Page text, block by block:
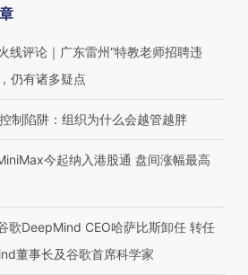
线评论｜广东雷州“特教老师招聘违
仍有诸多疑点
控制陷阱：组织为什么会越管越胖
今起纳入港股通 盘间涨幅最高
歌DeepMind CEO哈萨比斯卸任 转任
董事长及谷歌首席科学家